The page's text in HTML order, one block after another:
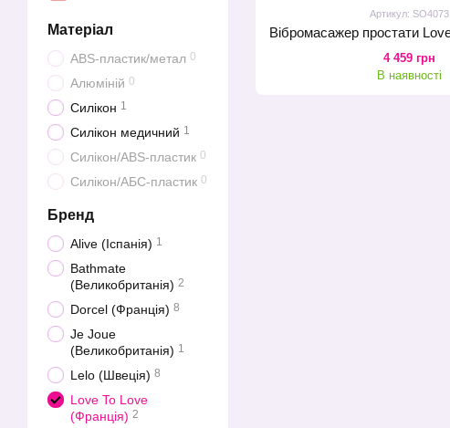
Артикул: SO4073
4 459 грн
В наявності
Матеріал
ABS-пластик/метал 0
Алюміній 0
Силікон 1
Силікон медичний 1
Силікон/ABS-пластик 0
Силікон/АБС-пластик 0
Бренд
Alive (Іспанія) 1
Bathmate
(Великобританія) 2
Dorcel (Франція) 8
Je Joue
(Великобританія) 1
Lelo (Швеція) 8
Love To Love
(Франція) 2